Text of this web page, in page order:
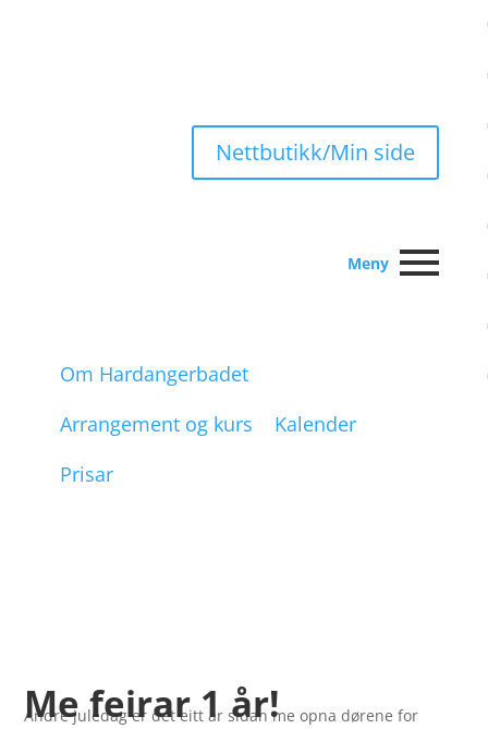
Nettbutikk/Min side
Meny
Om Hardangerbadet
Arrangement og kurs
Kalender
Prisar
Me feirar 1 år!
Andre juledag er det eitt år sidan me opna dørene for